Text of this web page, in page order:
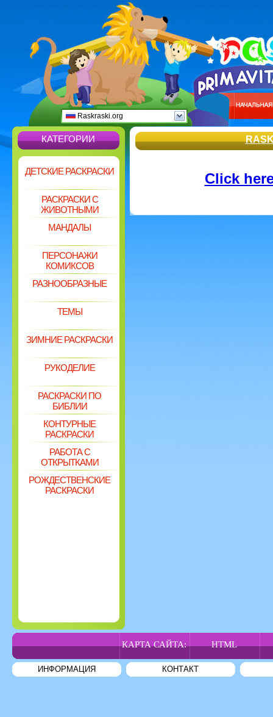
Raskraski.org
КАТЕГОРИИ
ДЕТСКИЕ РАСКРАСКИ
РАСКРАСКИ С
ЖИВОТНЫМИ
МАНДАЛЫ
ПЕРСОНАЖИ
КОМИКСОВ
РАЗНООБРАЗНЫЕ
ТЕМЫ
ЗИМНИЕ РАСКРАСКИ
РУКОДЕЛИЕ
РАСКРАСКИ ПО
БИБЛИИ
КОНТУРНЫЕ
РАСКРАСКИ
РАБОТА С
ОТКРЫТКАМИ
РОЖДЕСТВЕНСКИЕ
РАСКРАСКИ
Click
КАРТА САЙТА: HTML
ИНФОРМАЦИЯ КОНТАКТ